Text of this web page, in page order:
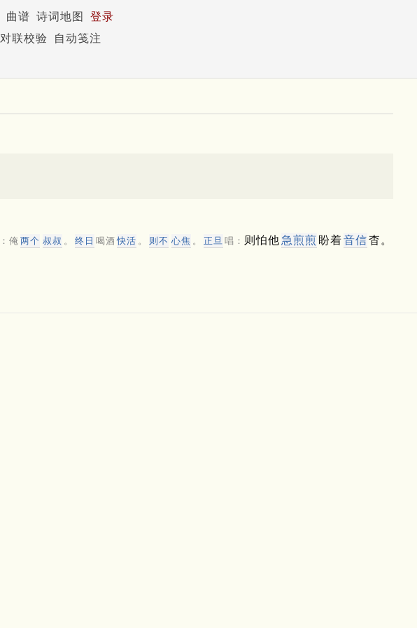
曲谱 诗词地图
登录
对联校验
自动笺注
：俺 两个 叔叔 。 终日 喝酒 快活 。 则不 心焦 。 正旦 唱： 则怕他 急煎煎 盼着音信杳。